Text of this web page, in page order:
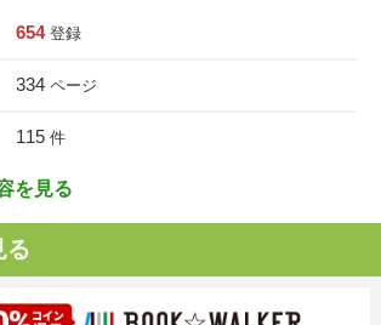
654 登録
334 ページ
115 件
を見る
る